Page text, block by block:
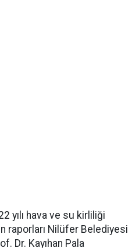
yılı hava ve su kirliliği
raporları Nilüfer Belediyesi
Dr. Kayıhan Pala